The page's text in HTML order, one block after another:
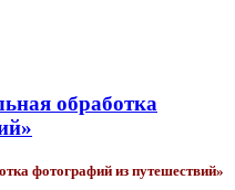
обработка
фотографий из путешествий»